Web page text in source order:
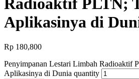
Radioaktif PLTN;
Aplikasinya di
Rp 180,800
Penyimpanan Lestari Limbah Radioaktif
Aplikasinya di Dunia quantity